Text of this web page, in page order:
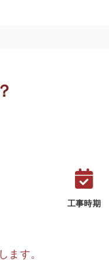
工事時期
ます。